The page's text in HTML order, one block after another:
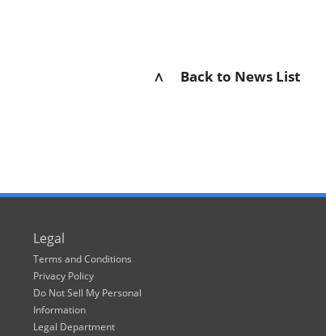
∧ Back to News List
Legal
Terms and Conditions
Privacy Policy
Do Not Sell My Personal
Information
Legal Department